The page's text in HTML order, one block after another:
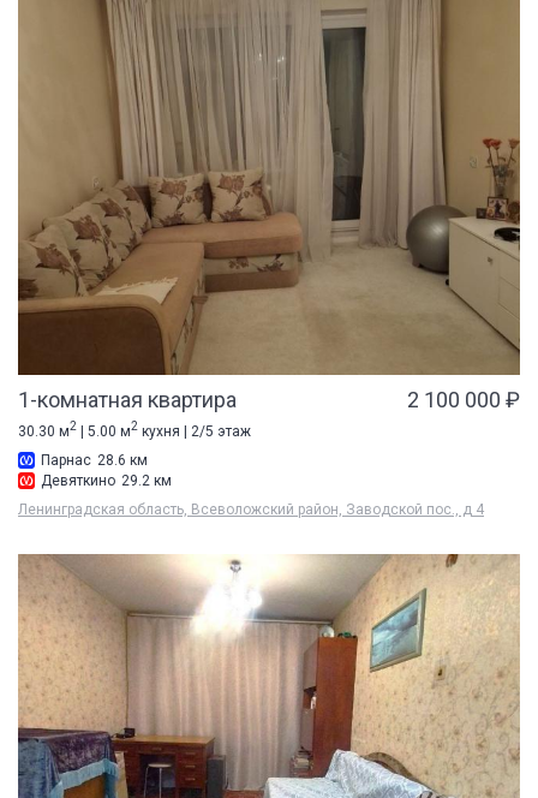
1-комнатная квартира 2 100 000 ₽
30.30 м2 | 5.00 м2 кухня | 2/5 этаж
Парнас 28.6 км
Девяткино 29.2 км
Ленинградская область, Всеволожский район, Заводской пос., д 4